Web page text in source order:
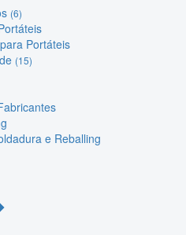
(6)
Portáteis
(15)
e Reballing